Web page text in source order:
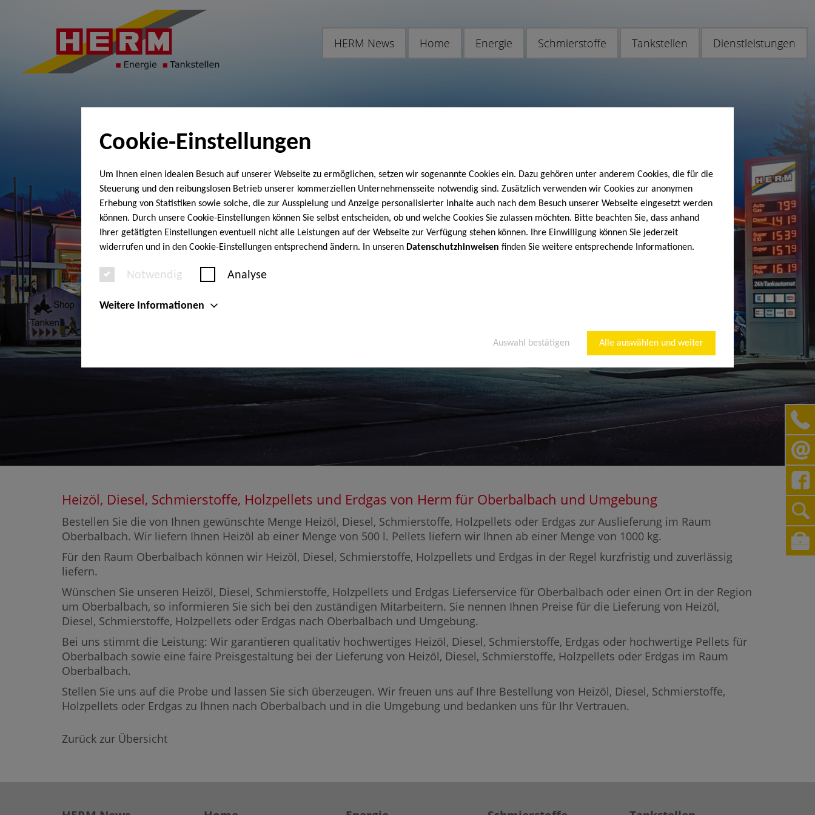
Cookie-Einstellungen
Um Ihnen einen idealen Besuch auf unserer Webseite zu ermöglichen, setzen wir sogenannte Cookies ein. Dazu gehören unter anderem Cookies, die für die
Steuerung und den reibungslosen Betrieb unserer kommerziellen Unternehmensseite notwendig sind. Zusätzlich verwenden wir Cookies zur anonymen
Erhebung von Statistiken sowie solche, die zur Ausspielung und Anzeige personalisierter Inhalte auch nach dem Besuch unserer Webseite eingesetzt werden
können. Durch unsere Cookie-Einstellungen können Sie selbst entscheiden, ob und welche Cookies Sie zulassen möchten. Bitte beachten Sie, dass anhand
Ihrer getätigten Einstellungen eventuell nicht alle Leistungen auf der Webseite zur Verfügung stehen können. Ihre Einwilligung können Sie jederzeit
widerrufen und in den Cookie-Einstellungen entsprechend ändern. In unseren Datenschutzhinweisen finden Sie weitere entsprechende Informationen.
Notwendig Analyse
Weitere Informationen
Auswahl bestätigen Alle auswählen und weiter
HERM News Home Energie Schmierstoffe Tankstellen Dienstleistungen
Heizöl, Diesel, Schmierstoffe, Holzpellets und Erdgas von Herm für Oberbalbach und Umgebung
Bestellen Sie die von Ihnen gewünschte Menge Heizöl, Diesel, Schmierstoffe, Holzpellets oder Erdgas zur Auslieferung im Raum
Oberbalbach. Wir liefern Ihnen Heizöl ab einer Menge von 500 l. Pellets liefern wir Ihnen ab einer Menge von 1000 kg.
Für den Raum Oberbalbach können wir Heizöl, Diesel, Schmierstoffe, Holzpellets und Erdgas in der Regel kurzfristig und zuverlässig
liefern.
Wünschen Sie unseren Heizöl, Diesel, Schmierstoffe, Holzpellets und Erdgas Lieferservice für Oberbalbach oder einen Ort in der Region
um Oberbalbach, so informieren Sie sich bei den zuständigen Mitarbeitern. Sie nennen Ihnen Preise für die Lieferung von Heizöl,
Diesel, Schmierstoffe, Holzpellets oder Erdgas nach Oberbalbach und Umgebung.
Bei uns stimmt die Leistung: Wir garantieren qualitativ hochwertiges Heizöl, Diesel, Schmierstoffe, Erdgas oder hochwertige Pellets für
Oberbalbach sowie eine faire Preisgestaltung bei der Lieferung von Heizöl, Diesel, Schmierstoffe, Holzpellets oder Erdgas im Raum
Oberbalbach.
Stellen Sie uns auf die Probe und lassen Sie sich überzeugen. Wir freuen uns auf Ihre Bestellung von Heizöl, Diesel, Schmierstoffe,
Holzpellets oder Erdgas zu Ihnen nach Oberbalbach und in die Umgebung und bedanken uns für Ihr Vertrauen.
Zurück zur Übersicht